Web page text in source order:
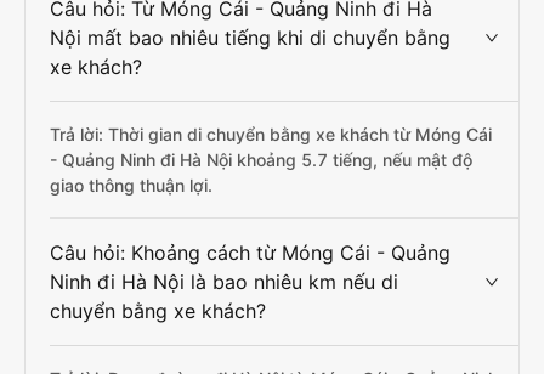
Câu hỏi: Từ Móng Cái - Quảng Ninh đi Hà
Nội mất bao nhiêu tiếng khi di chuyển bằng
xe khách?
Trả lời: Thời gian di chuyển bằng xe khách từ Móng Cái
- Quảng Ninh đi Hà Nội khoảng 5.7 tiếng, nếu mật độ
giao thông thuận lợi.
Câu hỏi: Khoảng cách từ Móng Cái - Quảng
Ninh đi Hà Nội là bao nhiêu km nếu di
chuyển bằng xe khách?